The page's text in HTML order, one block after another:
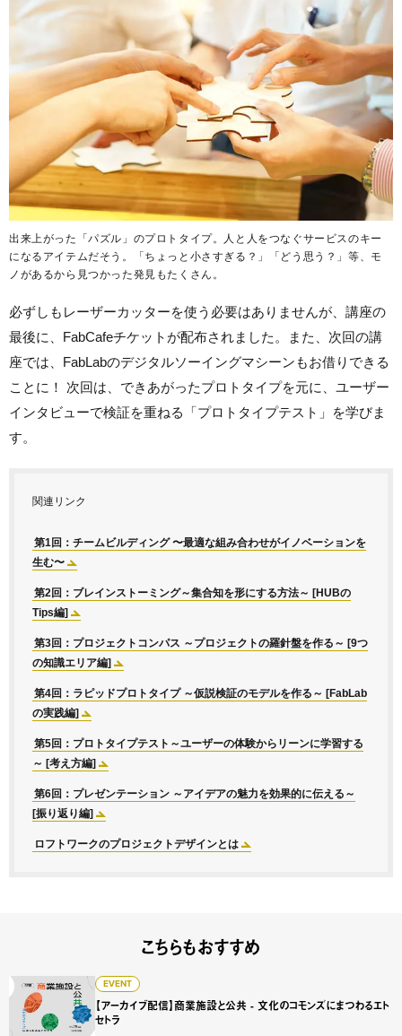
出来上がった「パズル」のプロトタイプ。人と人をつなぐサービスのキー
になるアイテムだそう。「ちょっと小さすぎる？」「どう思う？」等、モ
ノがあるから見つかった発見もたくさん。
必ずしもレーザーカッターを使う必要はありませんが、講座の
最後に、FabCafeチケットが配布されました。また、次回の講
座では、FabLabのデジタルソーイングマシーンもお借りできる
ことに！ 次回は、できあがったプロトタイプを元に、ユーザー
インタビューで検証を重ねる「プロトタイプテスト」を学びま
す。
関連リンク
第1回：チームビルディング 〜最適な組み合わせがイノベーションを
生む〜
第2回：ブレインストーミング～集合知を形にする方法～ [HUBの
Tips編]
第3回：プロジェクトコンパス ～プロジェクトの羅針盤を作る～ [9つ
の知識エリア編]
第4回：ラピッドプロトタイプ ～仮説検証のモデルを作る～ [FabLab
の実践編]
第5回：プロトタイプテスト～ユーザーの体験からリーンに学習する
～ [考え方編]
第6回：プレゼンテーション ～アイデアの魅力を効果的に伝える～
[振り返り編]
ロフトワークのプロジェクトデザインとは
こちらもおすすめ
EVENT
【アーカイブ配信】商業施設と公共 - 文化のコモンズにまつわるエト
セトラ
【アーカイブ配信】商業施設と公共 - 文化のコモンズにまつ